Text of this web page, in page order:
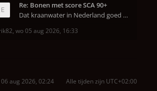
Re: Bonen met score SCA 90+
Dat kraanwater in Nederland goed is heeft helema
, wo 05 aug 2026, 16:33
Alle tijden zijn UTC+02:00
aug 2026, 02:24